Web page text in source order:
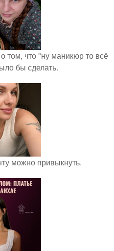
том, что "ну маникюр то всё
бы сделать.
можно привыкнуть.